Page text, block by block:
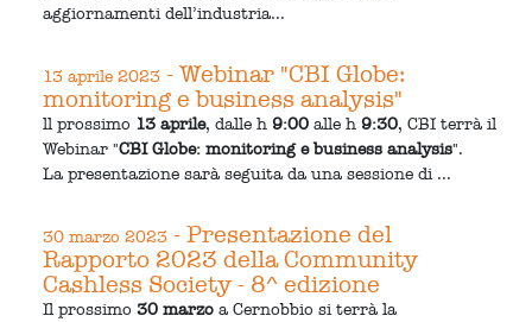
aggiornamenti dell’industria...
13 aprile 2023 - Webinar "CBI Globe:
monitoring e business analysis"
ll prossimo 13 aprile, dalle h9:00 alle h9:30, CBI terrà il
Webinar "CBI Globe: monitoring e business analysis".
La presentazione sarà seguita da una sessione di ...
30 marzo 2023 - Presentazione del
Rapporto 2023 della Community
Cashless Society - 8^ edizione
Il prossimo30 marzo a Cernobbio si terrà la